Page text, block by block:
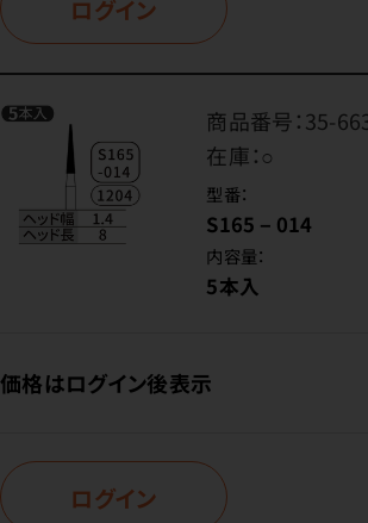
ログイン
商品番号：35-
在庫：○
型番：
S165－014
内容量：
5本入
価格はログイン後表示
ログイン